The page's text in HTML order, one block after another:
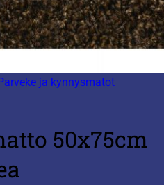
ja kynnysmatot
50x75cm